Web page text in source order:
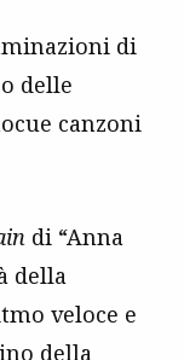
di
delle
canzoni
di “Anna
della
veloce e
della